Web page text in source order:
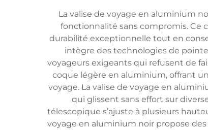
La valise de voyage en aluminium
fonctionnalité sans compromis.
durabilité exceptionnelle tout en
intègre des technologies de
voyageurs exigeants qui refusent de
coque légère en aluminium, offrant
voyage. La valise de voyage en
qui glissent sans effort sur
télescopique s’ajuste à plusieurs
voyage en aluminium noir propose